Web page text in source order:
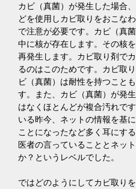
カビ（真菌）が発生した場合
どを使用しカビ取りをおこな
で注意が必要です。カビ（真
中に核が存在します。その核
再発生します。カビ取り剤で
るのはこのためです。カビ取
ビ（真菌）は耐性を持つこと
す。また、カビ（真菌）が発
はなくほとんどが複合汚れで
いる昨今、ネットの情報を基
ことになったなど多く耳にす
医者の言っていることとネッ
か？というレベルでした。
ではどのようにしてカビ取り